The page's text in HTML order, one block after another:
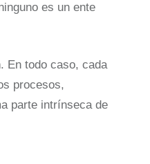
es un ente
En todo caso, cada
procesos,
parte intrínseca de